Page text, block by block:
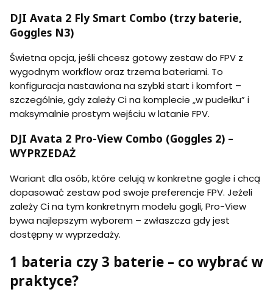
DJI Avata 2 Fly Smart Combo (trzy baterie,
Goggles N3)
Świetna opcja, jeśli chcesz gotowy zestaw do FPV z
wygodnym workflow oraz trzema bateriami. To
konfiguracja nastawiona na szybki start i komfort –
szczególnie, gdy zależy Ci na komplecie „w pudełku” i
maksymalnie prostym wejściu w latanie FPV.
DJI Avata 2 Pro-View Combo (Goggles 2) –
WYPRZEDAŻ
Wariant dla osób, które celują w konkretne gogle i chcą
dopasować zestaw pod swoje preferencje FPV. Jeżeli
zależy Ci na tym konkretnym modelu gogli, Pro-View
bywa najlepszym wyborem – zwłaszcza gdy jest
dostępny w wyprzedaży.
1 bateria czy 3 baterie – co wybrać w
praktyce?